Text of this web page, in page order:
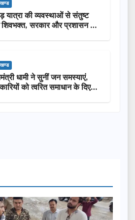
यात्रा की व्यवस्थाओं से संतुष्ट
सरकार और प्रशासन की
धामी ने सुनीं जन समस्याएं,
को त्वरित समाधान के दिए